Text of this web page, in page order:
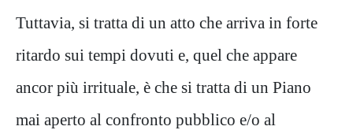
Tuttavia, si tratta di un atto che arriva in forte
ritardo sui tempi dovuti e, quel che appare
ancor più irrituale, è che si tratta di un Piano
mai aperto al confronto pubblico e/o al